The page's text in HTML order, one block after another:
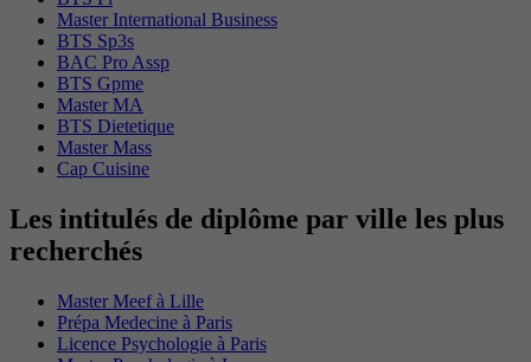
Master International Business
BTS Sp3s
BAC Pro Assp
BTS Gpme
Master MA
BTS Dietetique
Master Mass
Cap Cuisine
Les intitulés de diplôme par ville les plus
recherchés
Master Meef à Lille
Prépa Medecine à Paris
Licence Psychologie à Paris